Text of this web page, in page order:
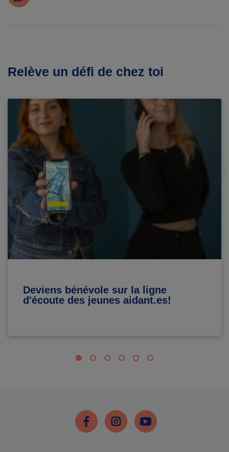
Relève un défi de chez toi
Deviens bénévole sur la ligne
d'écoute des jeunes aidant.es!
FacebookInstagramYoutube